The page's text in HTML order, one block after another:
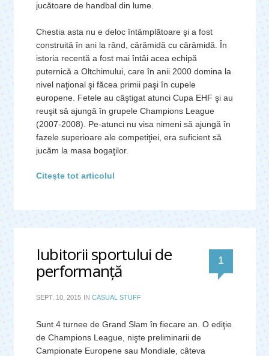
jucătoare de handbal din lume.
Chestia asta nu e deloc întâmplătoare şi a fost
construită în ani la rând, cărămidă cu cărămidă. În
istoria recentă a fost mai întâi acea echipă
puternică a Oltchimului, care în anii 2000 domina la
nivel naţional şi făcea primii paşi în cupele
europene. Fetele au câştigat atunci Cupa EHF şi au
reuşit să ajungă în grupele Champions League
(2007-2008). Pe-atunci nu visa nimeni să ajungă în
fazele superioare ale competiţiei, era suficient să
jucăm la masa bogaţilor.
Citeşte tot articolul
Iubitorii sportului de
performanţă 1
SEPT. 10, 2015 IN CASUAL STUFF
Sunt 4 turnee de Grand Slam în fiecare an. O ediţie
de Champions League, nişte preliminarii de
Campionate Europene sau Mondiale, câteva